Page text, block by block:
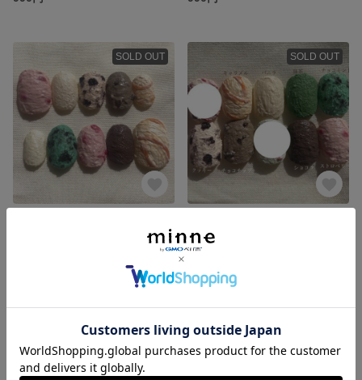
SOLD OUT SOLD OUT
2,300円